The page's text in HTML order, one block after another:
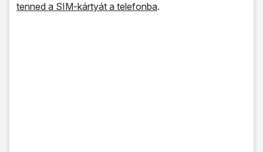
tenned a SIM-kártyát a telefonba.